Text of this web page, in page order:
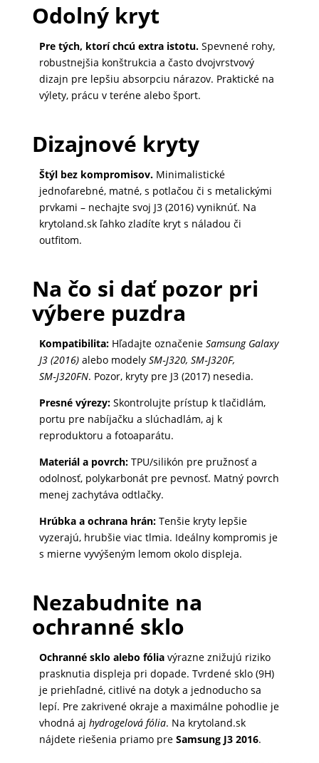
ZDRAVIE
MATKA
DIELŇA
ZÁHRADA
Odolný kryt
Pre tých, ktorí chcú extra istotu.Spevnené rohy,
robustnejšia konštrukcia a často dvojvrstvový
dizajn pre lepšiu absorpciu nárazov. Praktické na
výlety, prácu v teréne alebo šport.
Dizajnové kryty
Štýl bez kompromisov.Minimalistické
jednofarebné, matné, s potlačou či s metalickými
prvkami – nechajte svoj J3 (2016) vyniknúť. Na
krytoland.sk ľahko zladíte kryt s náladou či
outfitom.
Na čo si dať pozor pri
výbere puzdra
Kompatibilita:Hľadajte označenie Samsung Galaxy
J3 (2016)alebo modely SM‑J320, SM‑J320F,
SM‑J320FN. Pozor, kryty pre J3 (2017) nesedia.
Presné výrezy:Skontrolujte prístup k tlačidlám,
portu pre nabíjačku a slúchadlám, aj k
reproduktoru a fotoaparátu.
Materiál a povrch:TPU/silikón pre pružnosť a
odolnosť, polykarbonát pre pevnosť. Matný povrch
menej zachytáva odtlačky.
Hrúbka a ochrana hrán:Tenšie kryty lepšie
vyzerajú, hrubšie viac tlmia. Ideálny kompromis je
s mierne vyvýšeným lemom okolo displeja.
Nezabudnite na
ochranné sklo
Ochranné sklo alebo fóliavýrazne znižujú riziko
prasknutia displeja pri dopade. Tvrdené sklo (9H)
je priehľadné, citlivé na dotyk a jednoducho sa
lepí. Pre zakrivené okraje a maximálne pohodlie je
vhodná aj hydrogelová fólia. Na krytoland.sk
nájdete riešenia priamo pre Samsung J3 2016.